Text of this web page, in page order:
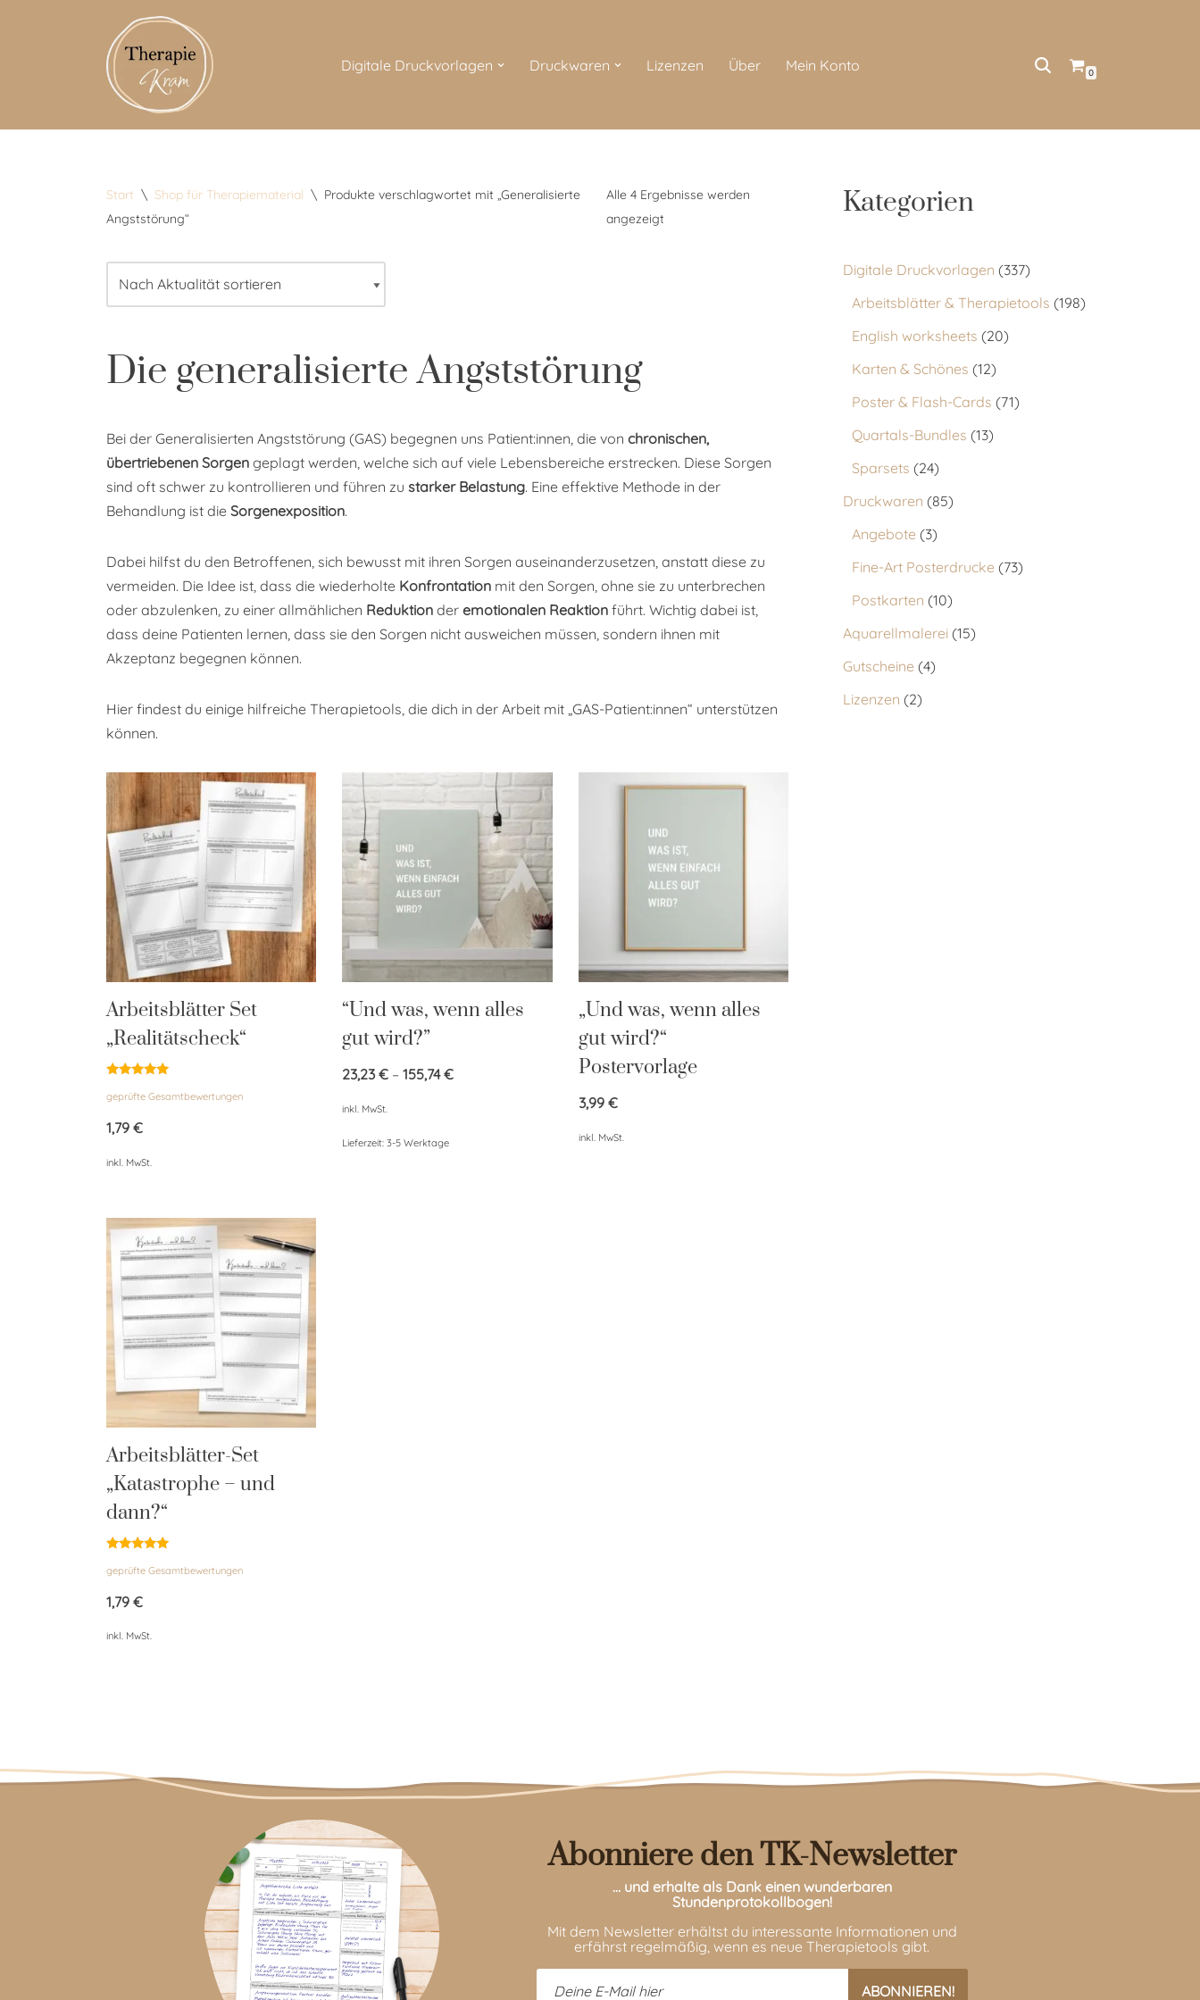
Digitale Druckvorlagen Druckwaren Lizenzen Über Mein Konto 0
Start \ Shop für Therapiematerial \ Produkte verschlagwortet mit „Generalisierte
Angststörung“
Alle 4 Ergebnisse werden
angezeigt
Die generalisierte Angststörung
Bei der Generalisierten Angststörung (GAS) begegnen uns Patient:innen, die von chronischen,
übertriebenen Sorgen geplagt werden, welche sich auf viele Lebensbereiche erstrecken. Diese Sorgen
sind oft schwer zu kontrollieren und führen zu starker Belastung. Eine effektive Methode in der
Behandlung ist die Sorgenexposition.
Dabei hilfst du den Betroffenen, sich bewusst mit ihren Sorgen auseinanderzusetzen, anstatt diese zu
vermeiden. Die Idee ist, dass die wiederholte Konfrontation mit den Sorgen, ohne sie zu unterbrechen
oder abzulenken, zu einer allmählichen Reduktion der emotionalen Reaktion führt. Wichtig dabei ist,
dass deine Patienten lernen, dass sie den Sorgen nicht ausweichen müssen, sondern ihnen mit
Akzeptanz begegnen können.
Hier findest du einige hilfreiche Therapietools, die dich in der Arbeit mit „GAS-Patient:innen“ unterstützen
können.
Arbeitsblätter Set
„Realitätscheck“
mit
von 5
geprüfte Gesamtbewertungen
1,79 €
inkl. MwSt.
“Und was, wenn alles
gut wird?”
23,23€ –155,74€
inkl. MwSt.
Lieferzeit:3-5 Werktage
„Und was, wenn alles
gut wird?“
Postervorlage
3,99 €
inkl. MwSt.
Arbeitsblätter-Set
„Katastrophe – und
dann?“
mit
von 5
geprüfte Gesamtbewertungen
1,79 €
inkl. MwSt.
Kategorien
Digitale Druckvorlagen 337
Arbeitsblätter & Therapietools 198
English worksheets 20
Karten & Schönes 12
Poster & Flash-Cards 71
Quartals-Bundles 13
Sparsets 24
Druckwaren 85
Angebote 3
Fine-Art Posterdrucke 73
Postkarten 10
Aquarellmalerei 15
Gutscheine 4
Lizenzen 2
Abonniere den TK-Newsletter
… und erhalte als Dank einen wunderbaren
Stundenprotokollbogen!
Mit dem Newsletter erhältst du interessante Informationen und
erfährst regelmäßig, wenn es neue Therapietools gibt.